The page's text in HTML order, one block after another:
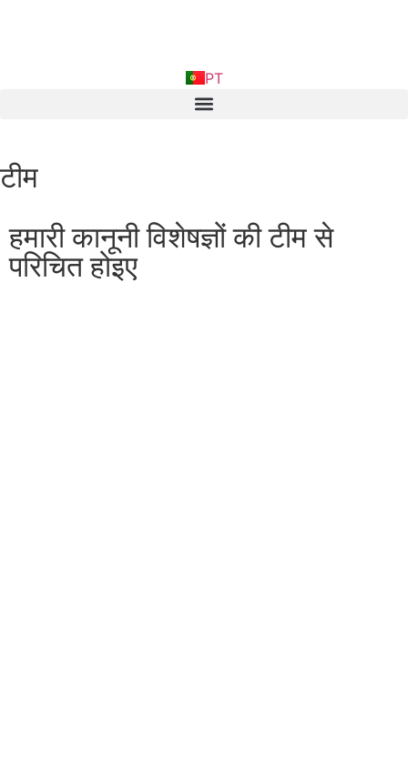
PT
FR
टीम
हमारी कानूनी विशेषज्ञों की टीम से
परिचित होइए